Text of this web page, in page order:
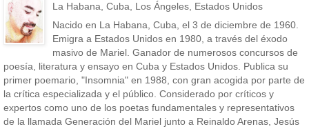
La Habana, Cuba, Los Ángeles, Estados Unidos
Nacido en La Habana, Cuba, el 3 de diciembre de 1960.
Emigra a Estados Unidos en 1980, a través del éxodo
masivo de Mariel. Ganador de numerosos concursos de
poesía, literatura y ensayo en Cuba y Estados Unidos. Publica su
primer poemario, "Insomnia" en 1988, con gran acogida por parte de
la crítica especializada y el público. Considerado por críticos y
expertos como uno de los poetas fundamentales y representativos
de la llamada Generación del Mariel junto a Reinaldo Arenas, Jesús